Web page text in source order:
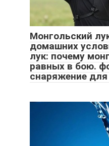
Монгольский
домашних
лук: почему
равных в бою.
снаряжение для